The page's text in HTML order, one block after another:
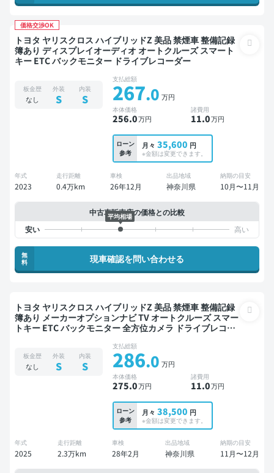
価格交渉OK
トヨタ ヤリスクロス ハイブリッドZ 美品 禁煙車 整備記録
簿あり ディスプレイオーディオ オートクルーズ スマート
キー ETC バックモニター ドライブレコーダー
板金歴
なし
外装
S
内装
S
支払総額
267.0 万円
本体価格
256.0万円
諸費用
11.0万円
ローン
参考
月々 35,600 円
※金額は変更できます。
年式
2023
走行距離
0.4万km
車検
26年12月
出品地域
神奈川県
納期の目安
10月〜11月
中古車販売店の価格との比較
平均相場
無
料
現車確認を問い合わせる
トヨタ ヤリスクロス ハイブリッドZ 美品 禁煙車 整備記録
簿あり メーカーオプションナビ TV オートクルーズ スマー
トキー ETC バックモニター 全方位カメラ ドライブレコー
板金歴
なし
外装
S
内装
S
支払総額
286.0 万円
本体価格
275.0万円
諸費用
11.0万円
ローン
参考
月々 38,500 円
※金額は変更できます。
年式
2025
走行距離
2.3万km
車検
28年2月
出品地域
神奈川県
納期の目安
11月〜12月